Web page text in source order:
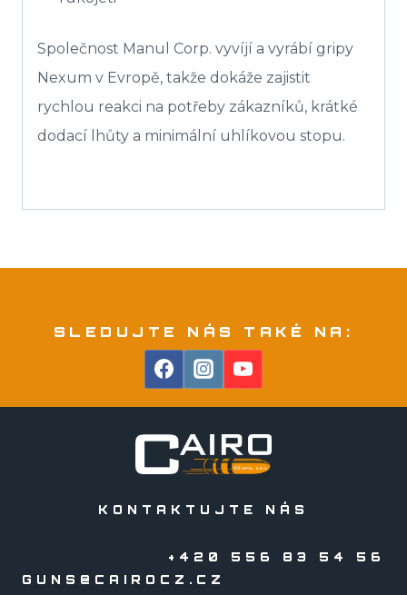
Společnost Manul Corp. vyvíjí a vyrábí gripy
Nexum v Evropě, takže dokáže zajistit
rychlou reakci na potřeby zákazníků, krátké
dodací lhůty a minimální uhlíkovou stopu.
SLEDUJTE NÁS TAKÉ NA:
KONTAKTUJTE NÁS
+420 556 83 54 56
GUNS@CAIROCZ.CZ